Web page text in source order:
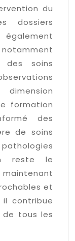
du
dossiers
des soins
formation
des
de soins
reste le
et
il contribue
tous les